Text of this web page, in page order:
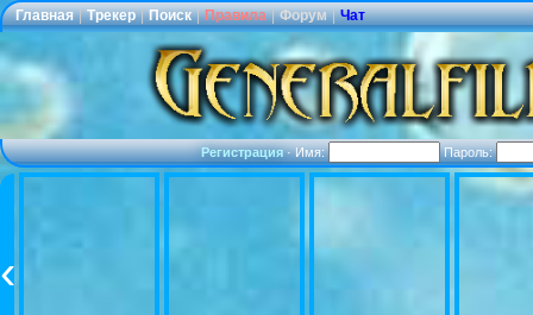
Главная | Трекер | Поиск | Правила | Форум | Чат
Регистрация·Имя: Пароль: